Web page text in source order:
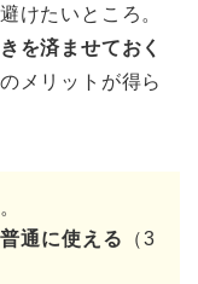
けたいところ。
を済ませておく
メリットが得ら
通に使える
（3